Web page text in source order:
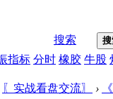
搜索
指标 分时 橡胶 牛股
〖实战看盘交流〗 ›